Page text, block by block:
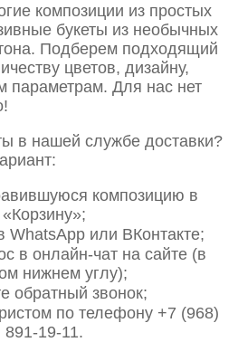
композиции из простых
букеты из необычных
Подберем подходящий
цветов, дизайну,
параметрам. Для нас нет
в нашей службе доставки?
композицию в
«Корзину»;
WhatsApp или ВКонтакте;
в онлайн-чат на сайте (в
нижнем углу);
обратный звонок;
по телефону +7 (968)
891-19-11.